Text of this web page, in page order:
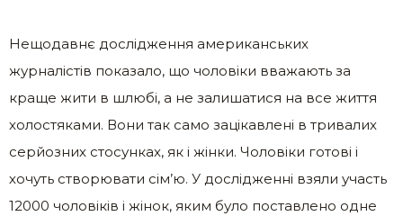
Нещодавнє дослідження американських
журналістів показало, що чоловіки вважають за
краще жити в шлюбі, а не залишатися на все життя
холостяками. Вони так само зацікавлені в тривалих
серйозних стосунках, як і жінки. Чоловіки готові і
хочуть створювати сім’ю. У дослідженні взяли участь
12000 чоловіків і жінок, яким було поставлено одне